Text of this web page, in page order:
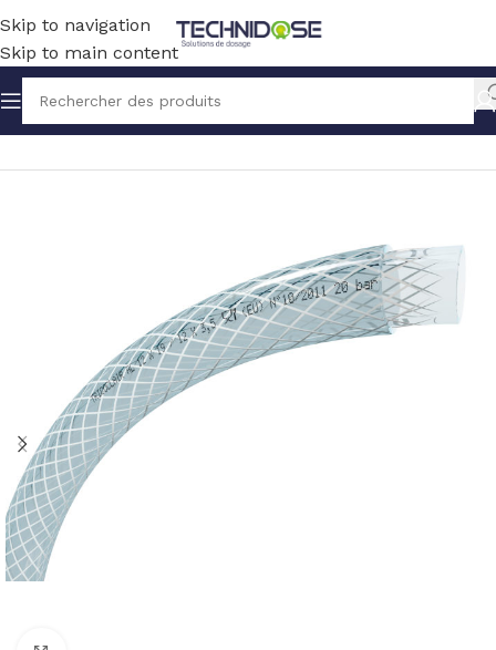
Skip to navigation
Skip to main content
Accueil TUYAUX ET RACCORDS TUYAUX PVC RENFORCE